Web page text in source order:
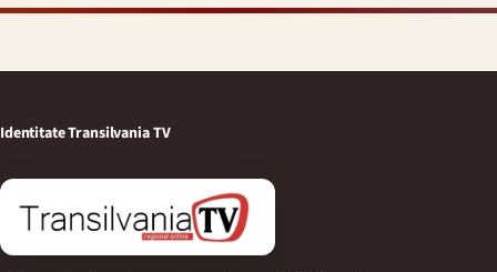
Identitate Transilvania TV